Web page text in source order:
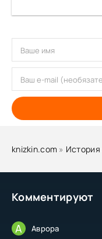
Комментируют
А Аврора
knizkin.com » История